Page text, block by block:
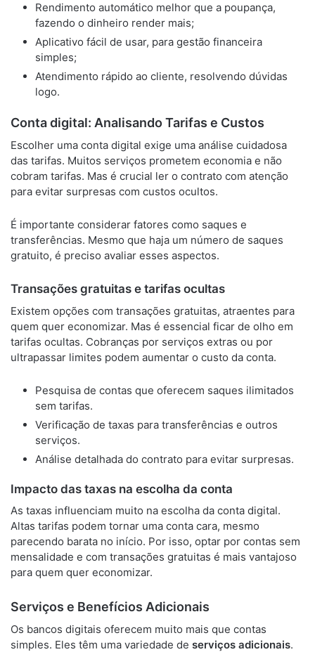
Rendimento automático melhor que a poupança,
fazendo o dinheiro render mais;
Aplicativo fácil de usar, para gestão financeira
simples;
Atendimento rápido ao cliente, resolvendo dúvidas
logo.
Conta digital: Analisando Tarifas e Custos
Escolher uma conta digital exige uma análise cuidadosa
das tarifas. Muitos serviços prometem economia e não
cobram tarifas. Mas é crucial ler o contrato com atenção
para evitar surpresas com custos ocultos.
É importante considerar fatores como saques e
transferências. Mesmo que haja um número de saques
gratuito, é preciso avaliar esses aspectos.
Transações gratuitas e tarifas ocultas
Existem opções com transações gratuitas, atraentes para
quem quer economizar. Mas é essencial ficar de olho em
tarifas ocultas. Cobranças por serviços extras ou por
ultrapassar limites podem aumentar o custo da conta.
Pesquisa de contas que oferecem saques ilimitados
sem tarifas.
Verificação de taxas para transferências e outros
serviços.
Análise detalhada do contrato para evitar surpresas.
Impacto das taxas na escolha da conta
As taxas influenciam muito na escolha da conta digital.
Altas tarifas podem tornar uma conta cara, mesmo
parecendo barata no início. Por isso, optar por contas sem
mensalidade e com transações gratuitas é mais vantajoso
para quem quer economizar.
Serviços e Benefícios Adicionais
Os bancos digitais oferecem muito mais que contas
simples. Eles têm uma variedade de serviços adicionais.